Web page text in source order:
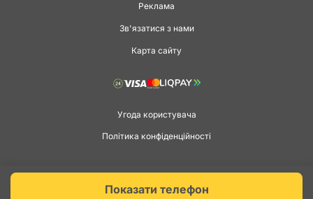
Показати телефон
Реклама
Зв'язатися з нами
Карта сайту
Угода користувача
Політика конфіденційності